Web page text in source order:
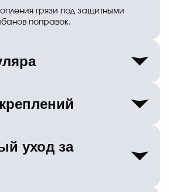
грязи под защитными
поправок.
стрельбы.
они ослабевают.
уход за